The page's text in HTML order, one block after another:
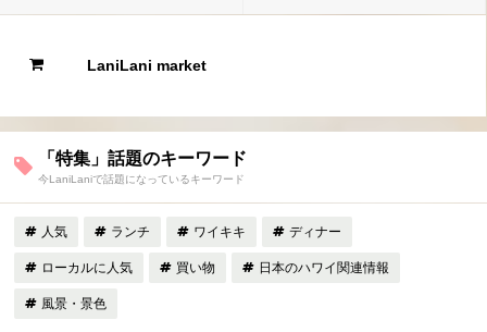
LaniLani market
「特集」話題のキーワード
今LaniLaniで話題になっているキーワード
人気 ランチ ワイキキ ディナー
ローカルに人気 買い物 日本のハワイ関連情報
風景・景色